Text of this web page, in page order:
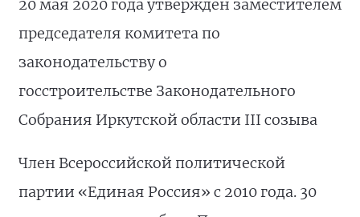
20 мая 2020 года утвержден заместителем
председателя комитета по
законодательству о
госстроительстве Законодательного
Собрания Иркутской области III созыва
Член Всероссийской политической
партии «Единая Россия» с 2010 года. 30